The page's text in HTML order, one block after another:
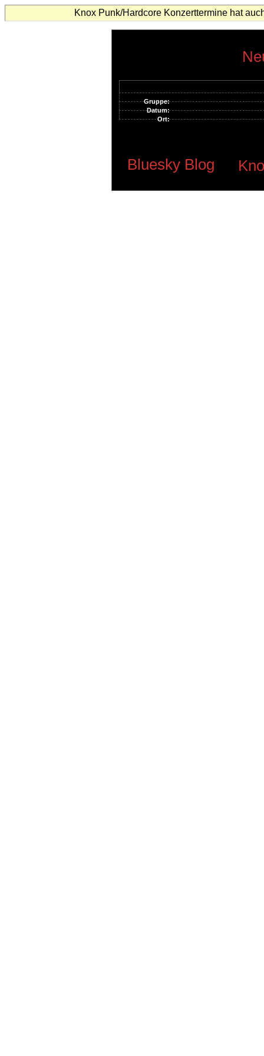
Knox Punk/Hardcore Konzerttermine hat
Gruppe:
Datum:
Ort:
Bluesky Blog